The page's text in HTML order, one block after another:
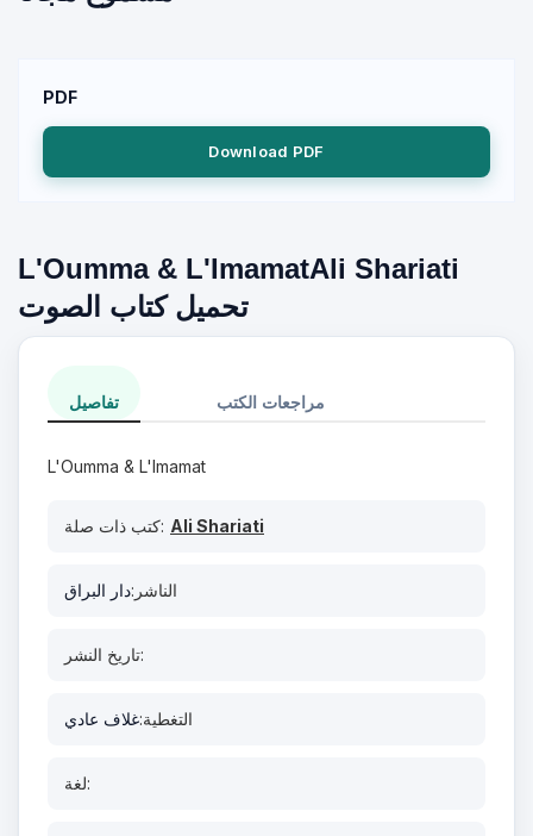
PDF
Download PDF
L'Oumma & L'ImamatAli Shariati
تحميل كتاب الصوت
تفاصيل مراجعات الكتب
L'Oumma & L'Imamat
كتب ذات صلة: Ali Shariati
الناشر:دار البراق
تاريخ النشر:
التغطية:غلاف عادي
لغة: